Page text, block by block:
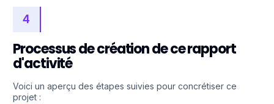
4
Processus de création de ce rapport
d'activité
Voici un aperçu des étapes suivies pour concrétiser ce
projet :